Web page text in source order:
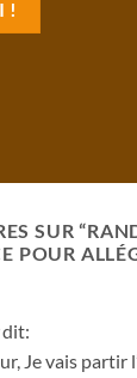
SUR “
POUR
dit:
Je vais partir